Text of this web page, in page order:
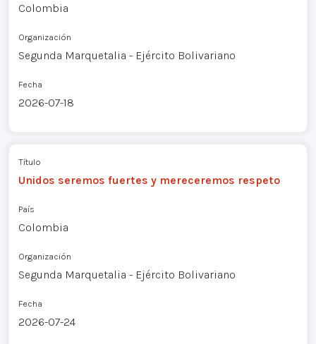
Colombia
Organización
Segunda Marquetalia - Ejército Bolivariano
Fecha
2026-07-18
Título
Unidos seremos fuertes y mereceremos respeto
País
Colombia
Organización
Segunda Marquetalia - Ejército Bolivariano
Fecha
2026-07-24